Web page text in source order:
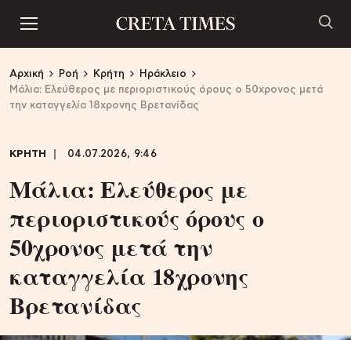
Αρχική Ροή Κρήτη
Ηράκλειο
Μάλια: Ελεύθερος με περιοριστικούς όρους ο 50χρονος μετά
την καταγγελία 18χρονης Βρετανίδας
ΚΡΗΤΗ 04.07.2026, 9:46
Μάλια: Ελεύθερος με
περιοριστικούς όρους ο
50χρονος μετά την
καταγγελία 18χρονης
Βρετανίδας